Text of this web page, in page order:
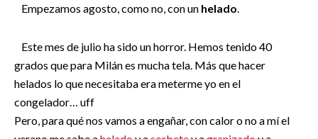
Empezamos agosto, como no, con un helado.
Este mes de julio ha sido un horror. Hemos tenido 40
grados que para Milán es mucha tela. Más que hacer
helados lo que necesitaba era meterme yo en el
congelador… uff
Pero, para qué nos vamos a engañar, con calor o no a mí el